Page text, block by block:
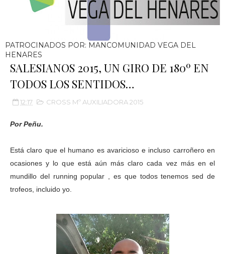
PATROCINADOS POR: MANCOMUNIDAD VEGA DEL
HENARES
SALESIANOS 2015, UN GIRO DE 180º EN
TODOS LOS SENTIDOS…
12:17 CROSS Mº AUXILIADORA 2015
Por Peñu.
Está claro que el humano es avaricioso e incluso carroñero en
ocasiones y lo que está aún más claro cada vez más en el
mundillo del running popular , es que todos tenemos sed de
trofeos, incluido yo.